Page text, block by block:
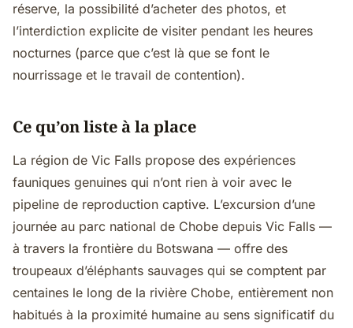
réserve, la possibilité d’acheter des photos, et
l’interdiction explicite de visiter pendant les heures
nocturnes (parce que c’est là que se font le
nourrissage et le travail de contention).
Ce qu’on liste à la place
La région de Vic Falls propose des expériences
fauniques genuines qui n’ont rien à voir avec le
pipeline de reproduction captive. L’excursion d’une
journée au parc national de Chobe depuis Vic Falls —
à travers la frontière du Botswana — offre des
troupeaux d’éléphants sauvages qui se comptent par
centaines le long de la rivière Chobe, entièrement non
habitués à la proximité humaine au sens significatif du